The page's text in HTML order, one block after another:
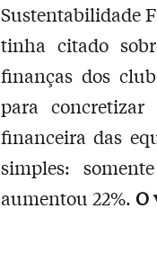
Sustentabilidade
tinha citado
finanças dos
para
financeira das
simples:
aumentou 22%. O